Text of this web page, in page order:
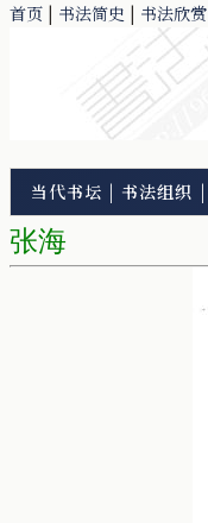
首页 | 书法简史 | 书法欣赏
当代书坛 | 书法组织 |
张海